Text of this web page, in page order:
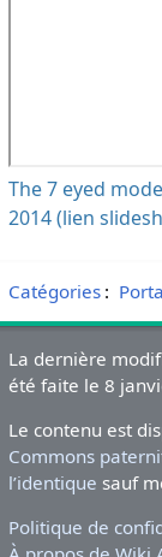
The 7 eyed
2014 (lien
Catégories:
La dernière
été faite le 8
Le contenu est
Commons
l’identique sauf
Politique de